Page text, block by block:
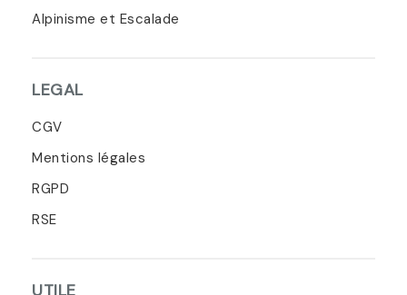
Alpinisme et Escalade
LEGAL
CGV
Mentions légales
RGPD
RSE
UTILE